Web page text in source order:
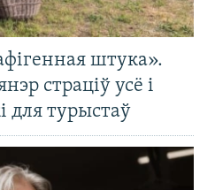
штука».
страціў усё і
для турыстаў